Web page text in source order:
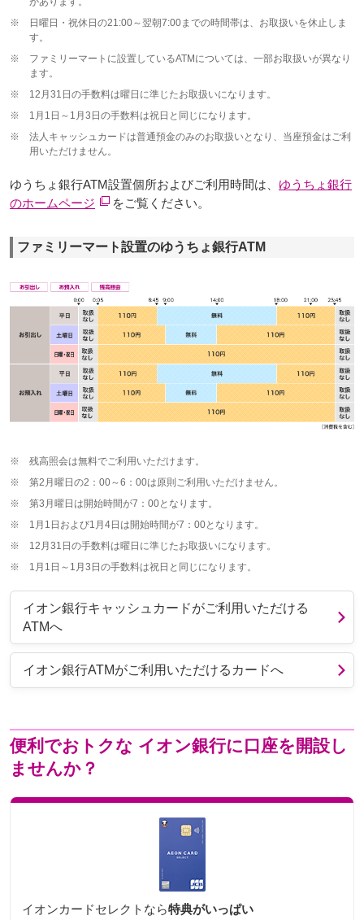
※
日曜日・祝休日の21:00～翌朝7:00までの時間帯は、お取扱いを休止しま
す。
※
ファミリーマートに設置しているATMについては、一部お取扱いが異なり
ます。
※
12月31日の手数料は曜日に準じたお取扱いになります。
※
1月1日～1月3日の手数料は祝日と同じになります。
※
法人キャッシュカードは普通預金のみのお取扱いとなり、当座預金はご利
用いただけません。
ゆうちょ銀行ATM設置個所およびご利用時間は、 ゆうちょ銀行
のホームページ
をご覧ください。
ファミリーマート設置のゆうちょ銀行ATM
※
残高照会は無料でご利用いただけます。
※
第2月曜日の2：00～6：00は原則ご利用いただけません。
※
第3月曜日は開始時間が7：00となります。
※
1月1日および1月4日は開始時間が7：00となります。
※
12月31日の手数料は曜日に準じたお取扱いになります。
※
1月1日～1月3日の手数料は祝日と同じになります。
イオン銀行キャッシュカードがご利用いただける
ATMへ
イオン銀行ATMがご利用いただけるカードへ
便利でおトクな イオン銀行に口座を開設し
ませんか？
イオンカードセレクトなら特典がいっぱい